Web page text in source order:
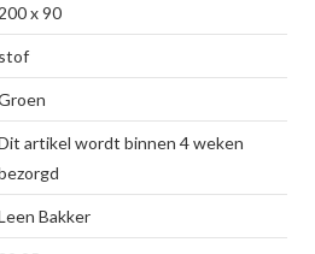
200 x 90
stof
artikel wordt binnen 4 weken
Bakker